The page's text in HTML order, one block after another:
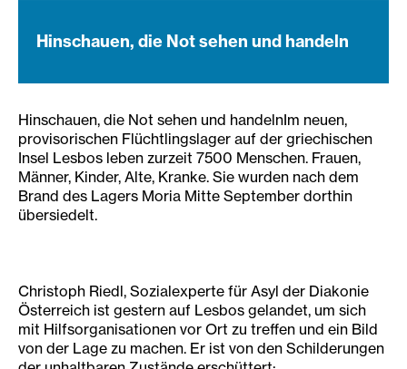
Hinschauen, die Not sehen und handeln
Hinschauen, die Not sehen und handelnIm neuen,
provisorischen Flüchtlingslager auf der griechischen
Insel Lesbos leben zurzeit 7500 Menschen. Frauen,
Männer, Kinder, Alte, Kranke. Sie wurden nach dem
Brand des Lagers Moria Mitte September dorthin
übersiedelt.
Christoph Riedl, Sozialexperte für Asyl der Diakonie
Österreich ist gestern auf Lesbos gelandet, um sich
mit Hilfsorganisationen vor Ort zu treffen und ein Bild
von der Lage zu machen. Er ist von den Schilderungen